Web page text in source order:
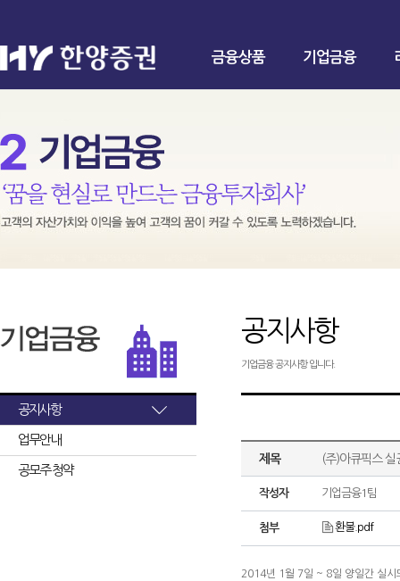
금융상품 기업금융
공지사항
업무안내
공모주 청약
공지사항
기업금융 공지사항 입니다.
제목 (주)아큐픽스 실
작성자 기업금융1팀
첨부 환불.pdf
2014년 1월 7일 ~ 8일 양일간 실시